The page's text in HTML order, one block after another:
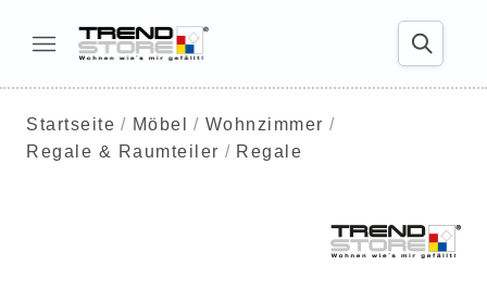
Startseite Möbel
Wohnzimmer
Regale & Raumteiler
Regale